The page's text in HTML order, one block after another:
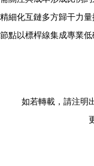
細化互鏈多方歸干力
點以標桿線集成專業
如若轉載，請注明